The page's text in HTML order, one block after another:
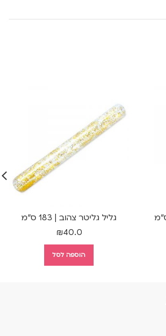
גליל גליטר צהוב | 183 ס"מ
₪40.0
הוספה לסל